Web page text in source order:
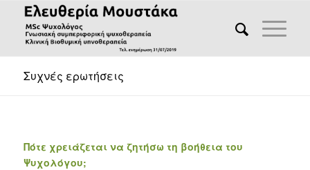
Συχνές ερωτήσεις
Πότε χρειάζεται να ζητήσω τη βοήθεια του
Ψυχολόγου;